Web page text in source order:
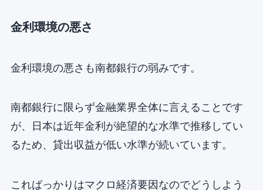
金利環境の悪さ
金利環境の悪さも南都銀行の弱みです。
南都銀行に限らず金融業界全体に言えることです
が、日本は近年金利が絶望的な水準で推移してい
るため、貸出収益が低い水準が続いています。
こればっかりはマクロ経済要因なのでどうしよう